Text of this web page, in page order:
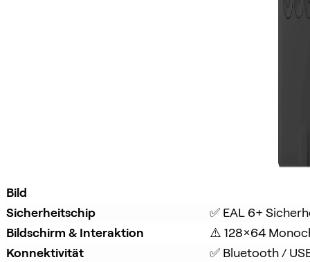
Bild
Sicherheitschip
✅ EAL 6+
Bildschirm & Interaktion
⚠️ 128×64
Konnektivität
✅ Bluetooth /